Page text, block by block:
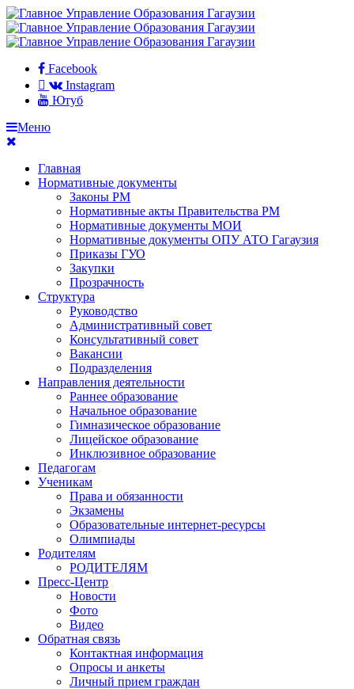
Facebook
Instagram
Ютуб
Меню
Главная
Нормативные документы
Законы РМ
Нормативные акты Правительства РМ
Нормативные документы МОИ
Нормативные документы ОПУ АТО Гагаузия
Приказы ГУО
Закупки
Прозрачность
Структура
Руководство
Административный совет
Консультативный совет
Вакансии
Подразделения
Направления деятельности
Раннее образование
Начальное образование
Гимназическое образование
Лицейское образование
Инклюзивное образование
Педагогам
Ученикам
Права и обязанности
Экзамены
Образовательные интернет-ресурсы
Олимпиады
Родителям
РОДИТЕЛЯМ
Пресс-Центр
Новости
Фото
Видео
Обратная связь
Контактная информация
Опросы и анкеты
Личный прием граждан